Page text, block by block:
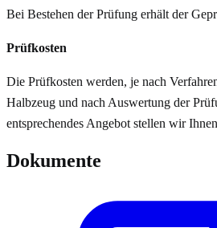
Bei Bestehen der Prüfung erhält der
Prüfkosten
Die Prüfkosten werden, je nach
Halbzeug und nach Auswertung der
entsprechendes Angebot stellen wir
Dokumente